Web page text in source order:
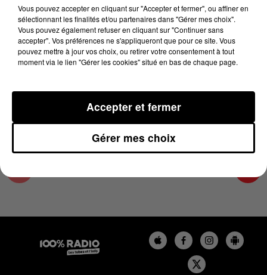
14 février 2025 - 2 min 14 sec
LES INFOS DE L'ARIEGE DU 14/02/2025 À
12H00
Podcasts infos de l'Ariège
Vous pouvez accepter en cliquant sur "Accepter et fermer", ou affiner en
sélectionnant les finalités et/ou partenaires dans "Gérer mes choix".
Vous pouvez également refuser en cliquant sur "Continuer sans
accepter". Vos préférences ne s'appliqueront que pour ce site. Vous
pouvez mettre à jour vos choix, ou retirer votre consentement à tout
moment via le lien "Gérer les cookies" situé en bas de chaque page.
Gérer mes choix
Accepter et fermer